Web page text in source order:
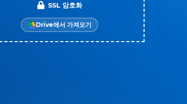
SSL 암호화
Drive에서 가져오기